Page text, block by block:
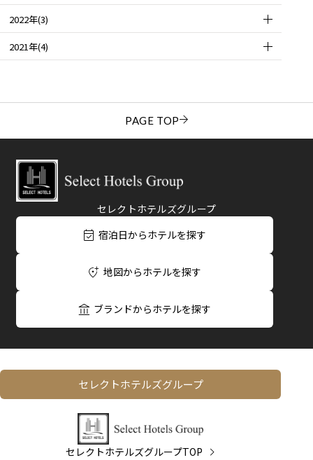
2022年(3)
2021年(4)
PAGE TOP
セレクトホテルズグループ
宿泊日からホテルを探す
地図からホテルを探す
ブランドからホテルを探す
セレクトホテルズグループ
セレクトホテルズグループTOP